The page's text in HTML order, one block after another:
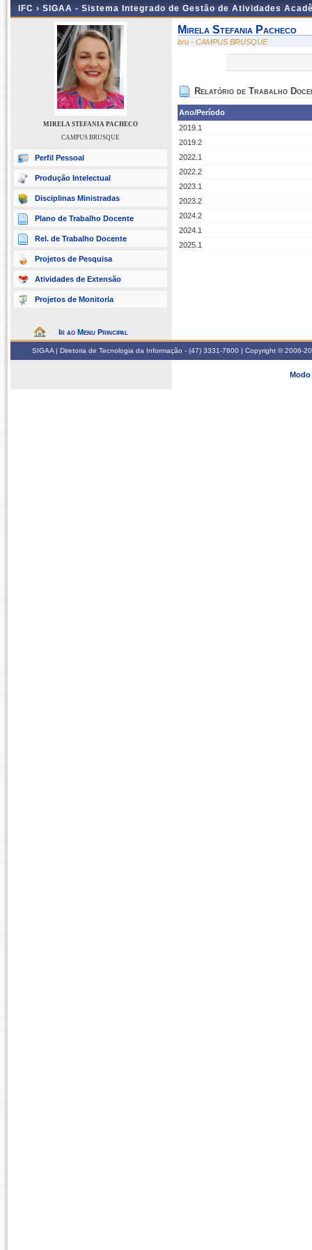
IFC › SIGAA - Sistema Integrado de Gestão de Atividades
MIRELA STEFANIA PACHECO
CAMPUS BRUSQUE
Perfil Pessoal
Produção Intelectual
Disciplinas Ministradas
Plano de Trabalho Docente
Rel. de Trabalho Docente
Projetos de Pesquisa
Atividades de Extensão
Projetos de Monitoria
Ir ao Menu Principal
Mirela Stefania Pacheco
bru - CAMPUS BRUSQUE
Relatório de Trabalho
Ano/Período
2019.1
2019.2
2022.1
2022.2
2023.1
2023.2
2024.2
2024.1
2025.1
SIGAA | Diretoria de Tecnologia da Informação - (47) 3331-7800 | Copyright © 2006-
Modo